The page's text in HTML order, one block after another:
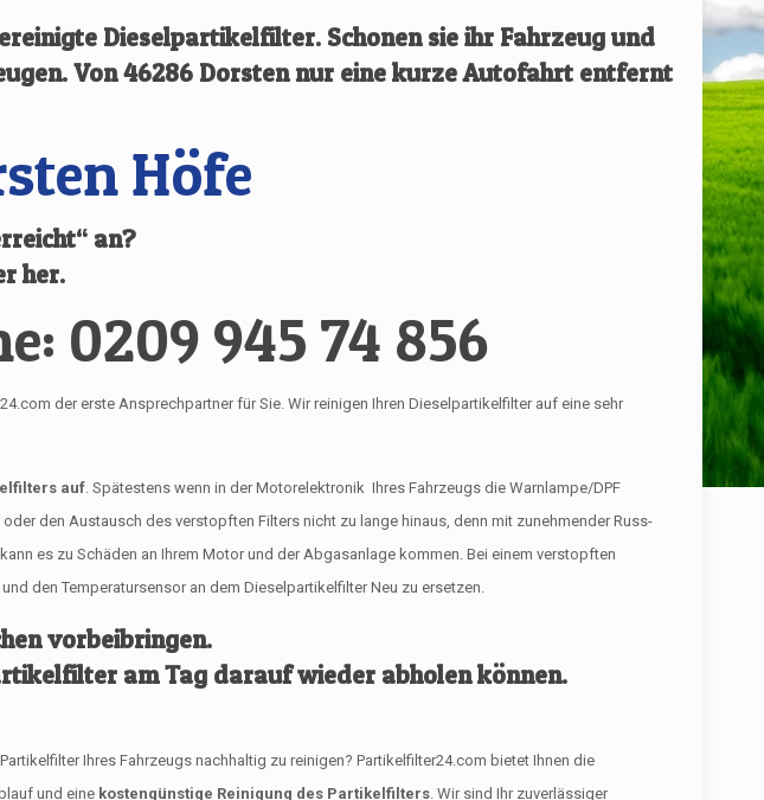
Dieselpartikelfilter. Schonen sie ihr Fahrzeug und
Von46286 Dorsten nur eine kurze Autofahrt entfernt
Höfe
an?
her.
0209 945 74 856
der erste Ansprechpartner für Sie. Wir reinigen Ihren Dieselpartikelfilter auf eine sehr
auf. Spätestens wenn in der Motorelektronik Ihres Fahrzeugs die Warnlampe/DPF
den Austausch des verstopften Filters nicht zu lange hinaus, denn mit zunehmender Russ-
es zu Schäden an Ihrem Motor und der Abgasanlage kommen. Bei einem verstopften
den Temperatursensor an dem Dieselpartikelfilter Neu zu ersetzen.
vorbeibringen.
am Tag darauf wieder abholen können.
Ihres Fahrzeugs nachhaltig zu reinigen? Partikelfilter24.com bietet Ihnen die
und eine kostengünstige Reinigung des Partikelfilters. Wir sind Ihr zuverlässiger